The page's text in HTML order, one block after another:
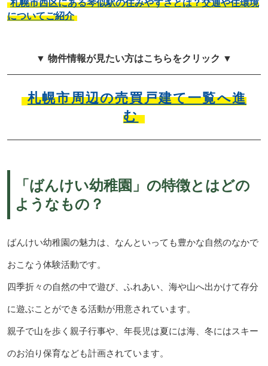
札幌市西区にある琴似駅の住みやすさとは？交通や住環境
についてご紹介
▼ 物件情報が見たい方はこちらをクリック ▼
札幌市周辺の売買戸建て一覧へ進
む
「ばんけい幼稚園」の特徴とはどの
ようなもの？
ばんけい幼稚園の魅力は、なんといっても豊かな自然のなかで
おこなう体験活動です。
四季折々の自然の中で遊び、ふれあい、海や山へ出かけて存分
に遊ぶことができる活動が用意されています。
親子で山を歩く親子行事や、年長児は夏には海、冬にはスキー
のお泊り保育なども計画されています。